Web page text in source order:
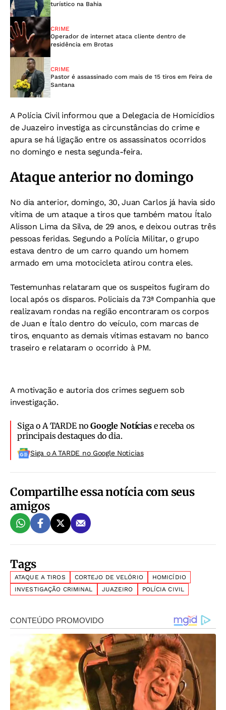
turístico na Bahia
CRIME
Operador de internet ataca cliente dentro de
residência em Brotas
CRIME
Pastor é assassinado com mais de 15 tiros em Feira de
Santana
A Polícia Civil informou que a Delegacia de Homicídios
de Juazeiro investiga as circunstâncias do crime e
apura se há ligação entre os assassinatos ocorridos
no domingo e nesta segunda-feira.
Ataque anterior no domingo
No dia anterior, domingo, 30, Juan Carlos já havia sido
vítima de um ataque a tiros que também matou Ítalo
Alisson Lima da Silva, de 29 anos, e deixou outras três
pessoas feridas. Segundo a Polícia Militar, o grupo
estava dentro de um carro quando um homem
armado em uma motocicleta atirou contra eles.
Testemunhas relataram que os suspeitos fugiram do
local após os disparos. Policiais da 73ª Companhia que
realizavam rondas na região encontraram os corpos
de Juan e Ítalo dentro do veículo, com marcas de
tiros, enquanto as demais vítimas estavam no banco
traseiro e relataram o ocorrido à PM.
A motivação e autoria dos crimes seguem sob
investigação.
Siga o A TARDE noGoogle Notíciase receba os
principais destaques do dia.
Siga o A TARDE no Google Noticias
Compartilhe essa notícia com seus
amigos
Tags
ATAQUE A TIROS CORTEJO DE VELÓRIO
HOMICÍDIO
INVESTIGAÇÃO CRIMINAL
JUAZEIRO POLÍCIA CIVIL